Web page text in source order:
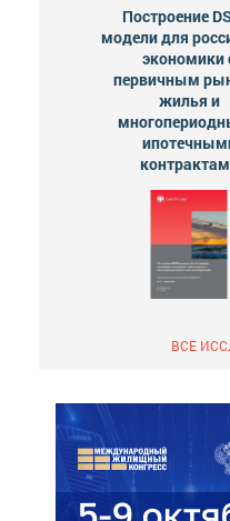
Построение
модели для
экономики
первичным
жилья и
ВСЕ